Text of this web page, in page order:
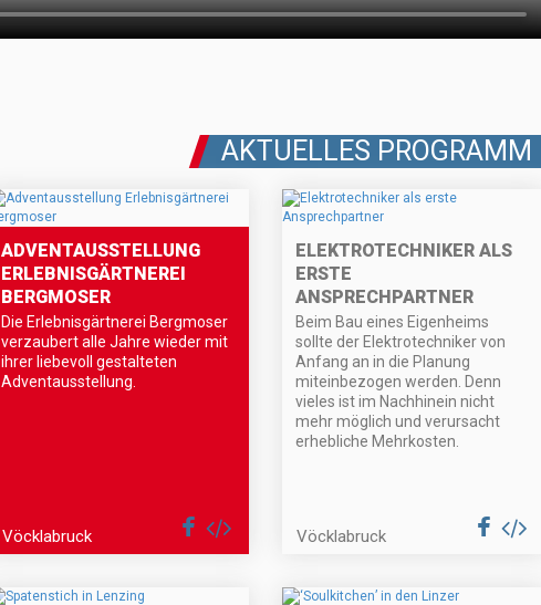
AKTUELLES PROGRAMM
ADVENTAUSSTELLUNG
ERLEBNISGÄRTNEREI
BERGMOSER
Die Erlebnisgärtnerei Bergmoser
verzaubert alle Jahre wieder mit
ihrer liebevoll gestalteten
Adventausstellung.
Vöcklabruck
ELEKTROTECHNIKER ALS
ERSTE
ANSPRECHPARTNER
Beim Bau eines Eigenheims
sollte der Elektrotechniker von
Anfang an in die Planung
miteinbezogen werden. Denn
vieles ist im Nachhinein nicht
mehr möglich und verursacht
erhebliche Mehrkosten.
Vöcklabruck